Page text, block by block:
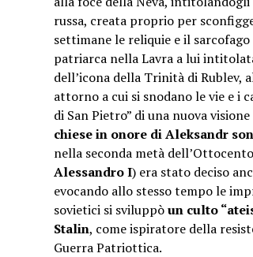
russa, creata proprio per
settimane le reliquie e il
patriarca nella Lavra a lui
dell’icona della Trinità di Rublev,
attorno a cui si snodano le vie e i
di San Pietro” di una nuova
chiese in onore di Aleksandr
nella seconda metà
Alessandro I) era stato deciso
evocando allo stesso tempo le
sovietici si sviluppòun culto
Stalin, come ispiratore della
Guerra Patriottica.